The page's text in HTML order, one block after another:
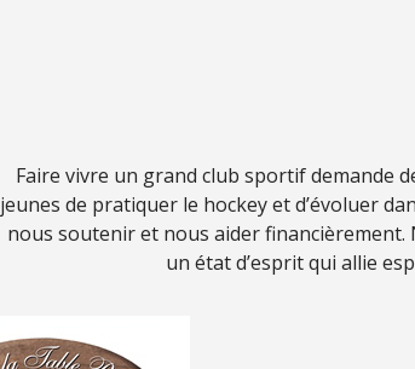
Faire vivre un grand club sportif demande
jeunes de pratiquer le hockey et d’évoluer
nous soutenir et nous aider
un état d’esprit qui allie